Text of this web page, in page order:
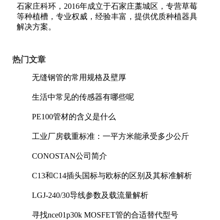
石家庄科环，2016年成立于石家庄藁城区，专营草莓
等种植槽，专业权威，经验丰富，提供优质种植器具
解决方案。
热门文章
无缝钢管的常用规格及壁厚
生活中常见的传感器有哪些呢
PE100管材的含义是什么
工业厂房载重标准：一平方米能承受多少公斤
CONOSTAN公司简介
C13和C14插头国标与欧标的区别及其标准解析
LGJ-240/30导线参数及载流量解析
寻找nce01p30k MOSFET管的合适替代型号